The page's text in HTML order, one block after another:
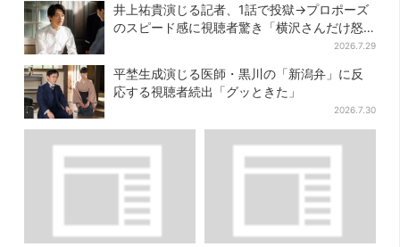
井上祐貴演じる記者、1話で投獄→プロポーズ
のスピード感に視聴者驚き「横沢さんだけ怒
2026.7.29
平埜生成演じる医師・黒川の「新潟弁」に反
応する視聴者続出「グッときた」
2026.7.30